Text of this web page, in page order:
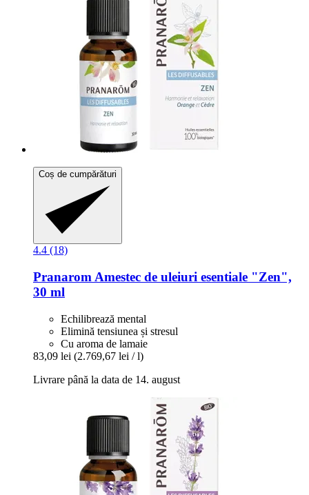
Coș de cumpărături
4.4 (18)
Pranarom Amestec de uleiuri esentiale "Zen",
30 ml
Echilibrează mental
Elimină tensiunea și stresul
Cu aroma de lamaie
83,09 lei (2.769,67 lei / l)
Livrare până la data de 14. august